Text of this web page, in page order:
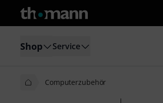
Shop Service
Computerzubehör